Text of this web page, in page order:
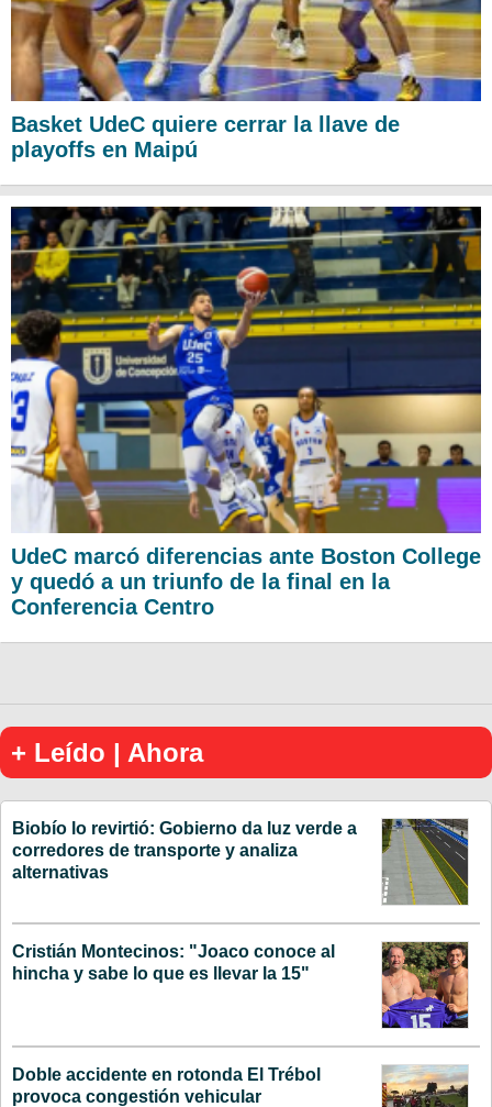
Basket UdeC quiere cerrar la llave de
playoffs en Maipú
UdeC marcó diferencias ante Boston College
y quedó a un triunfo de la final en la
Conferencia Centro
+ Leído | Ahora
Biobío lo revirtió: Gobierno da luz verde a
corredores de transporte y analiza
alternativas
Cristián Montecinos: "Joaco conoce al
hincha y sabe lo que es llevar la 15"
Doble accidente en rotonda El Trébol
provoca congestión vehicular